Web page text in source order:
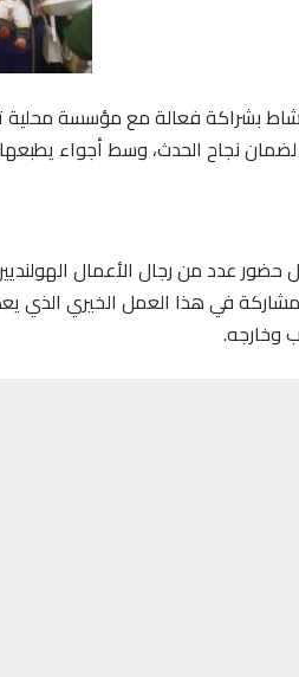
بشراكة فعالة مع مؤسسة محلية
نجاح الحدث، وسط أجواء يطبعها
عدد من رجال الأعمال
في هذا العمل الخيري الذي
وخارجه.